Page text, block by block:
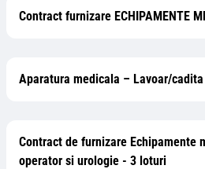
Contract furnizare ECHIPAMENTE
Aparatura medicala – Lavoar/
Contract de furnizare Echipamente
operator si urologie - 3 loturi